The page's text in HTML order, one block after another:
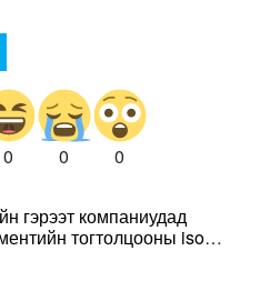
0 0 0
гэрээт компаниудад
тогтолцооны iso